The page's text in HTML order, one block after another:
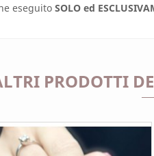
eseguito SOLO ed
PRODOTTI